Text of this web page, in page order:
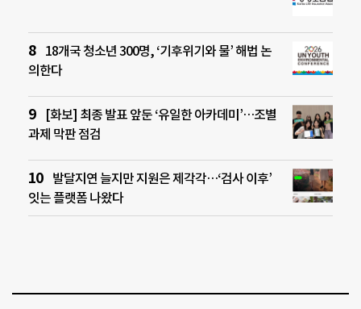
18개국 청소년 300명, ‘기후위기와 물’ 해법 논
의한다
[화보] 최종 발표 앞둔 ‘유일한 아카데미’…조별
과제 막판 점검
발달지연 늘지만 지원은 제각각…‘검사 이후’
잇는 플랫폼 나왔다